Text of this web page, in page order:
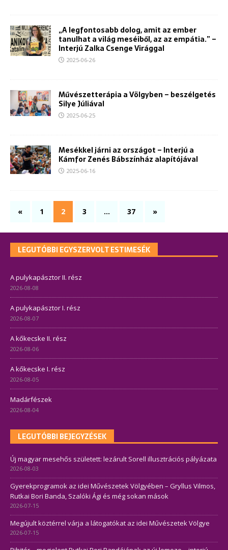
„A legfontosabb dolog, amit az ember
tanulhat a világ meséiből, az az empátia.” –
Interjú Zalka Csenge Virággal
2025-06-26
Művészetterápia a Völgyben – beszélgetés
Silye Júliával
2025-06-25
Mesékkel járni az országot – Interjú a
Kámfor Zenés Bábszínház alapítójával
2025-06-16
« 1 2 3 … 37 »
LEGUTÓBBI EGYSZERVOLT ESTIMESÉK
A pulykapásztor II. rész
2026-08-08
A pulykapásztor I. rész
2026-08-07
A kőkecske II. rész
2026-08-06
A kőkecske I. rész
2026-08-05
Madárfészek
2026-08-04
LEGUTÓBBI BEJEGYZÉSEK
Új magyar mesehős született: lezárult Sorell illusztrációs pályázata
2026-08-03
Gyerekprogramok az idei Művészetek Völgyében – Gryllus Vilmos,
Rutkai Bori Banda, Szalóki Ági és még sokan mások
2026-07-15
Megújult köztérrel várja a látogatókat az idei Művészetek Völgye
2026-07-15